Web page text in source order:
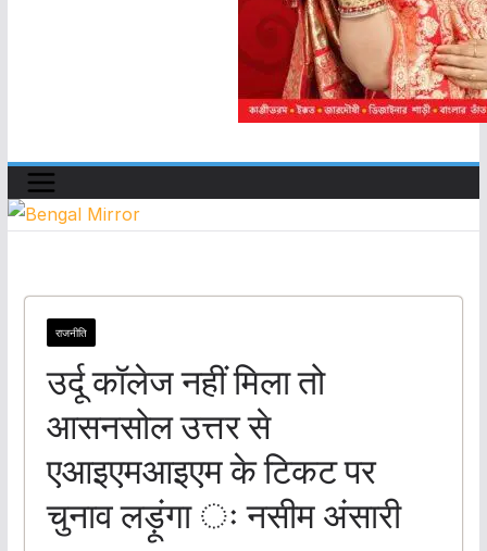
राजनीति
उर्दू कॉलेज नहीं मिला तो
आसनसोल उत्तर से
एआइएमआइएम के टिकट पर
चुनाव लड़ूंगा ः नसीम अंसारी